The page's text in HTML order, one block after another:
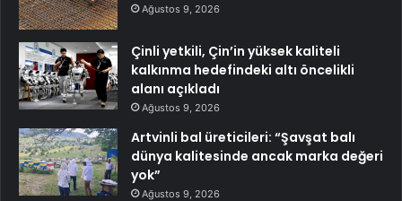
Ağustos 9, 2026
Çinli yetkili, Çin’in yüksek kaliteli
kalkınma hedefindeki altı öncelikli
alanı açıkladı
Ağustos 9, 2026
Artvinli bal üreticileri: “Şavşat balı
dünya kalitesinde ancak marka değeri
yok”
Ağustos 9, 2026